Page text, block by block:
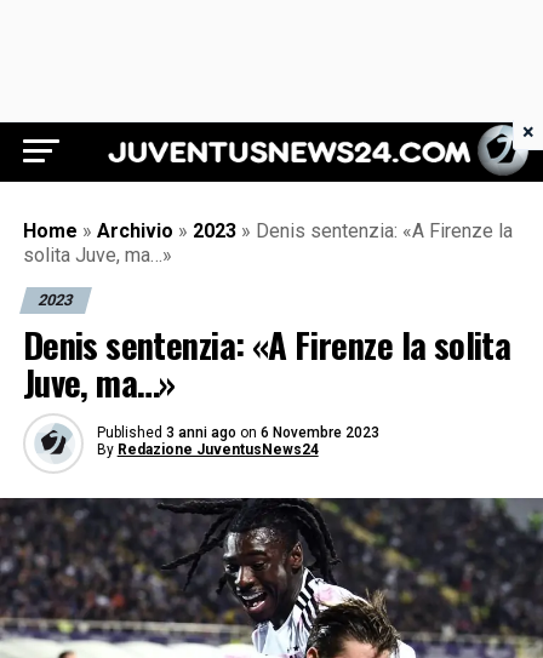
Juventus News 24
Home » Archivio » 2023 » Denis sentenzia: «A Firenze la
solita Juve, ma…»
2023
Denis sentenzia: «A Firenze la solita
Juve, ma…»
Published 3 anni ago on 6 Novembre 2023
By Redazione JuventusNews24
×